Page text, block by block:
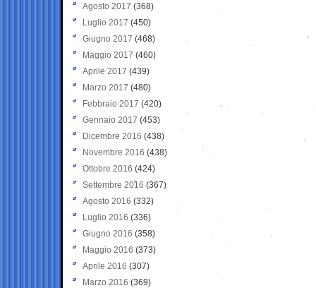
Agosto 2017 (368)
Luglio 2017 (450)
Giugno 2017 (468)
Maggio 2017 (460)
Aprile 2017 (439)
Marzo 2017 (480)
Febbraio 2017 (420)
Gennaio 2017 (453)
Dicembre 2016 (438)
Novembre 2016 (438)
Ottobre 2016 (424)
Settembre 2016 (367)
Agosto 2016 (332)
Luglio 2016 (336)
Giugno 2016 (358)
Maggio 2016 (373)
Aprile 2016 (307)
Marzo 2016 (369)